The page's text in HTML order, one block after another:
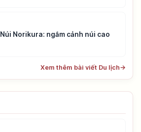
Núi Norikura: ngắm cảnh núi cao
Xem thêm bài viết Du lịch→